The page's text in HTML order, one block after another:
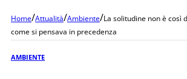
Home/Attualità/Ambiente/La solitudine non è così
come si pensava in precedenza
AMBIENTE